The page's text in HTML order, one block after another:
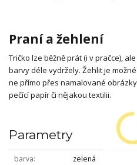
Praní a žehlení
Tričko lze běžně prát (i v pračce),
barvy déle vydržely. Žehlit je
ne přímo přes namalované
pečící papír či nějakou textilii.
Parametry
barva
zelená